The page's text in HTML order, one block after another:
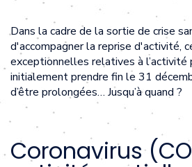
Dans la cadre de la sortie de crise
d'accompagner la reprise d'activité,
exceptionnelles relatives à
initialement prendre fin le 31
d’être prolongées… Jusqu’à quand ?
Coronavirus